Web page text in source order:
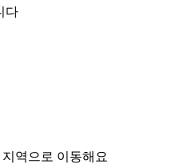
다
역으로 이동해요